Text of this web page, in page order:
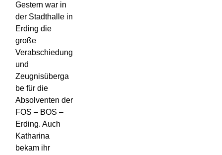
Gestern war in
der Stadthalle in
Erding die
große
Verabschiedung
und
Zeugnisüberga
be für die
Absolventen der
FOS – BOS –
Erding. Auch
Katharina
bekam ihr